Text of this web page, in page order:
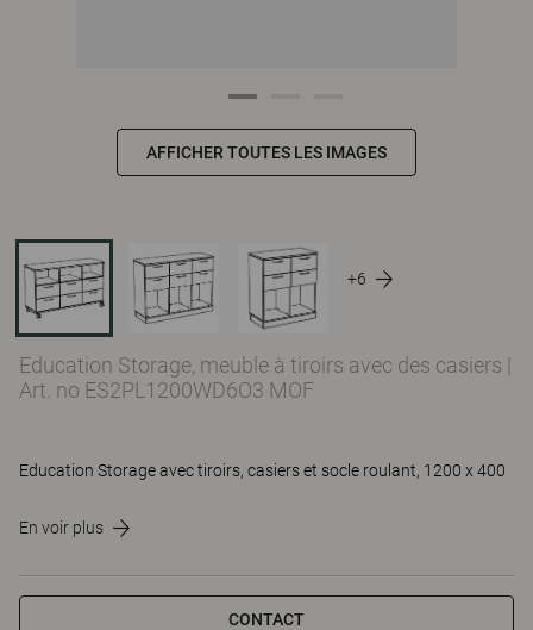
AFFICHER TOUTES LES IMAGES
+6
Education Storage, meuble à tiroirs avec des casiers |
Art. no ES2PL1200WD6O3 MOF
Education Storage avec tiroirs, casiers et socle roulant, 1200 x 400
En voir plus
CONTACT